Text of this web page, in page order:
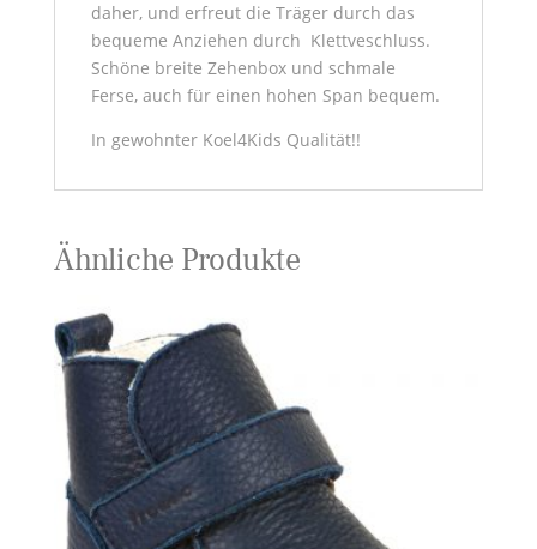
daher, und erfreut die Träger durch das
bequeme Anziehen durch Klettveschluss.
Schöne breite Zehenbox und schmale
Ferse, auch für einen hohen Span bequem.
In gewohnter Koel4Kids Qualität!!
Ähnliche Produkte